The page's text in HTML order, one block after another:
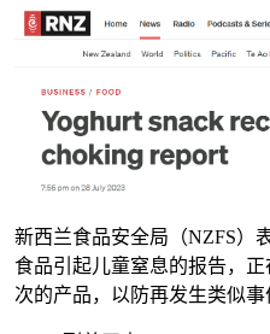
新西兰食品安全局（NZFS）
食品引起儿童窒息的报告，
次的产品，以防再发生类似事